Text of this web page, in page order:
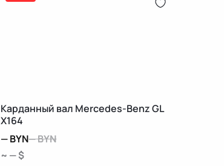
Карданный вал Mercedes-Benz GL
X164
—BYN—BYN
~ — $